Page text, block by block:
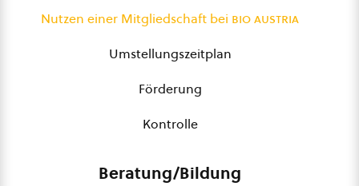
Nutzen einer Mitgliedschaft bei bio austria
Umstellungszeitplan
Förderung
Kontrolle
Beratung/Bildung